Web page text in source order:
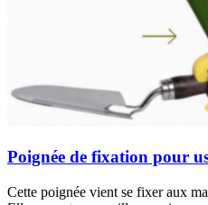
Poignée de fixation pour
Cette poignée vient se fixer aux